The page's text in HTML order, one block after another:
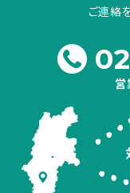
ご連絡
営